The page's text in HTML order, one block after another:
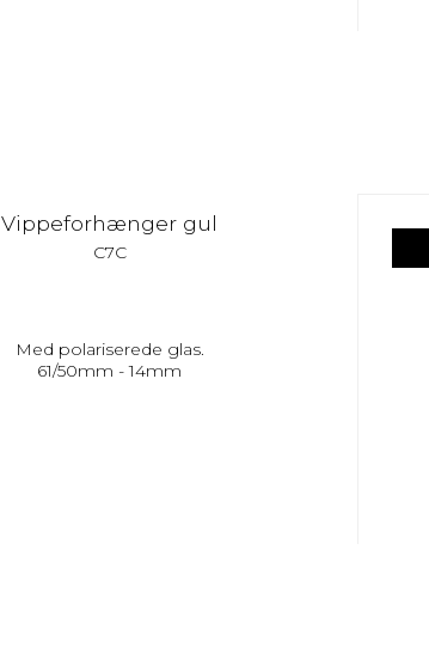
Vippeforhænger gul
C7C
Med polariserede glas.
61/50mm - 14mm